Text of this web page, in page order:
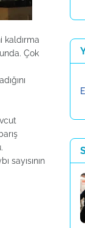
kaldırma
Çok
sayısının